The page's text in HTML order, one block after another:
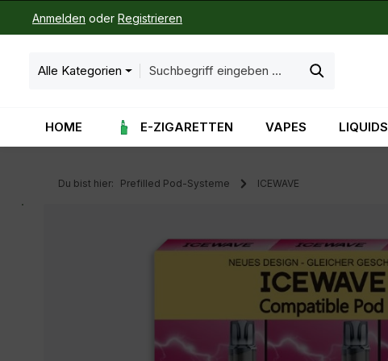
Hauptinhalt springen
Zur Suche springen
Zur Hauptnavigation springen
Anmelden oder Registrieren
Alle Kategorien
HOME E-ZIGARETTEN VAPES LIQUIDS
Du bist hier: Prefilled Pod-Systeme ICEWAVE